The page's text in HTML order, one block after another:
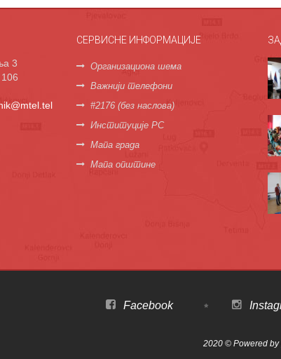
3
СЕРВИСНЕ ИНФОРМАЦИЈЕ
Организациона шема
Важнији телефони
#2176 (без наслова)
Институције РС
Мапа града
Мапа општине
Facebook
2020 © Powered by